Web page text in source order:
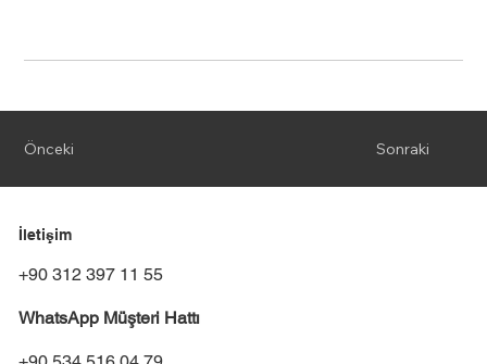
Sonraki
Önceki
İletişim
+90 312 397 11 55
WhatsApp Müşteri Hattı